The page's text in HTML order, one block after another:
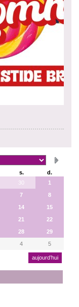
s.
d.
30
1
7
8
14
15
21
22
28
29
4 5
aujourd’hui